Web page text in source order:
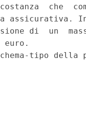
che
assicurativa.
di  un
euro.
tipo della